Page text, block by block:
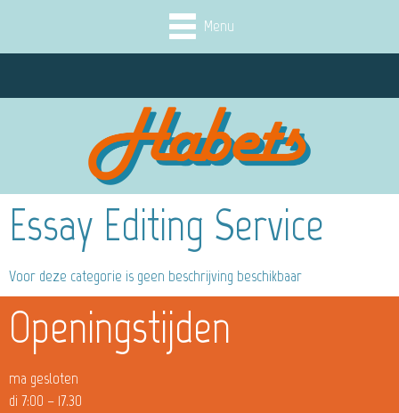
Menu
Essay Editing Service
Voor deze categorie is geen beschrijving beschikbaar
Openingstijden
ma gesloten
di 7:00 – 17.30